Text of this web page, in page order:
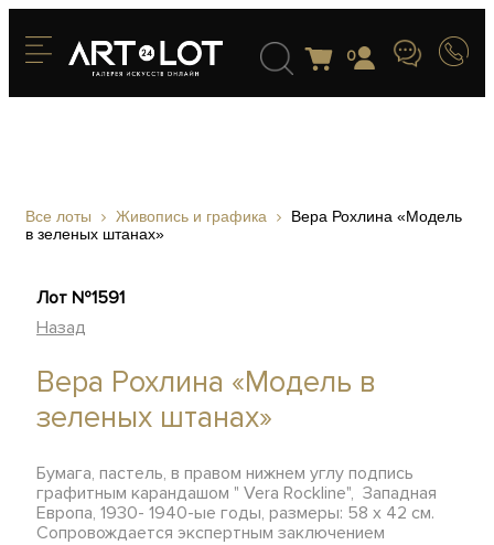
0
Все лоты Живопись и графика
Вера Рохлина «Модель
в зеленых штанах»
Лот №1591
Назад
Вера Рохлина «Модель в
зеленых штанах»
Бумага, пастель, в правом нижнем углу подпись
графитным карандашом " Vera Rockline", Западная
Европа, 1930- 1940-ые годы, размеры: 58 х 42 см.
Сопровождается экспертным заключением